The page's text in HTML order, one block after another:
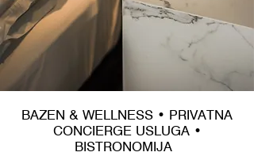
BAZEN & WELLNESS • PRIVATNA
CONCIERGE USLUGA •
BISTRONOMIJA